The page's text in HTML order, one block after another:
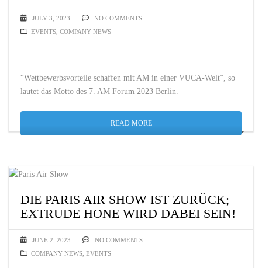
JULY 3, 2023
NO COMMENTS
EVENTS COMPANY NEWS
“Wettbewerbsvorteile schaffen mit AM in einer VUCA-Welt”, so
lautet das Motto des 7. AM Forum 2023 Berlin.
READ MORE
DIE PARIS AIR SHOW IST ZURÜCK;
EXTRUDE HONE WIRD DABEI SEIN!
JUNE 2, 2023
NO COMMENTS
COMPANY NEWS EVENTS